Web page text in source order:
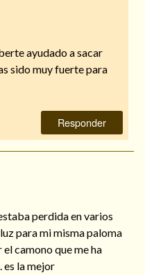
ayudado a sacar
sido muy fuerte para
Responder
perdida en varios
para mi misma paloma
camono que me ha
es la mejor